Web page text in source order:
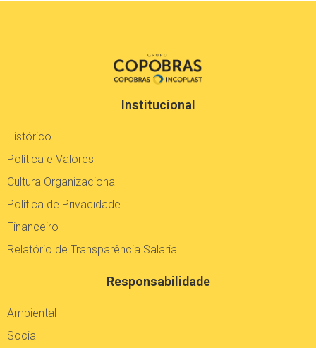
Institucional
Histórico
Política e Valores
Cultura Organizacional
Política de Privacidade
Financeiro
Relatório de Transparência Salarial
Responsabilidade
Ambiental
Social